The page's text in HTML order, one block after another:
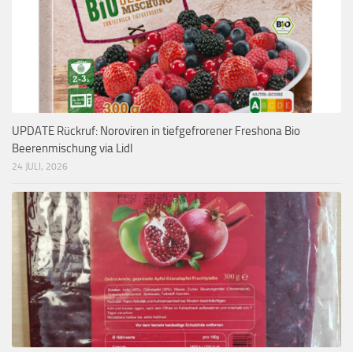
UPDATE Rückruf: Noroviren in tiefgefrorener Freshona Bio
Beerenmischung via Lidl
24 JULI, 2026